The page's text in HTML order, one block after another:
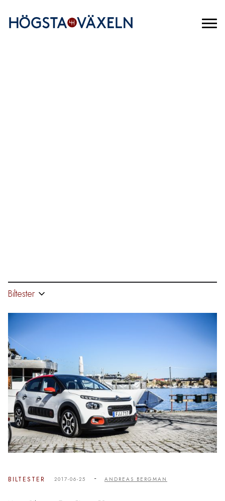
Biltester
BILTESTER 2017-06-25 - ANDREAS BERGMAN